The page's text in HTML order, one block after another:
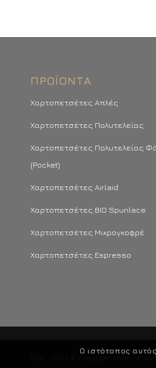
ΠΡΟΪΌΝΤΑ
Χαρτοπετσέτες Απλές
Χαρτοπετσέτες Πολυτελείας
Χαρτοπετσέτες Πολυτελείας
(Pocket)
Χαρτοπετσέτες Airlaid
Χαρτοπετσέτες BIO Spunlace
Χαρτοπετσέτες Μικρογκοφρέ
Χαρτοπετσέτες Espresso
2015 - 2023 © Copyright - Natural
Ο ιστότοπος